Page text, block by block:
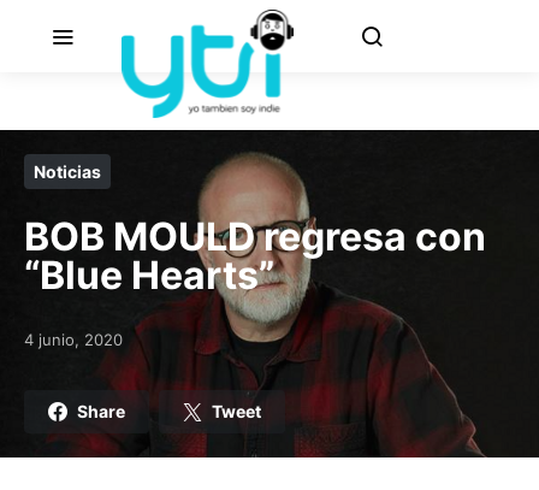
Noticias
BOB MOULD regresa con
“Blue Hearts”
Posted on
4 junio, 2020
Share Tweet